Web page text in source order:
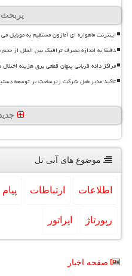
پربحث
اینترنت ماهواره ای آمازون مستقیم به موبایل
دقیقا به اندازه مصرف ترافیک بین الملل از
مراکز داده قربانی پنهان قطعی برق هزینه
تاکید مدیرعامل شرکت زیرساخت بر توسعه
موضوع های آنی تل
اطلاعات ارتباطات پیام
رپورتاژ اپراتور
صفحه اخبار